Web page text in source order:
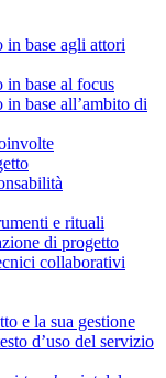
base agli attori
base al focus
base all’ambito di
e rituali
di progetto
collaborativi
e la sua gestione
d’uso del servizio